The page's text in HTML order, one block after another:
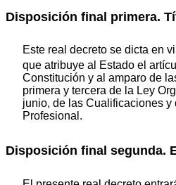
Disposición final primera.
Este real decreto se dicta en
que atribuye al Estado el
Constitución y al amparo de
primera y tercera de la Ley
junio, de las Cualificaciones y
Profesional.
Disposición final segunda.